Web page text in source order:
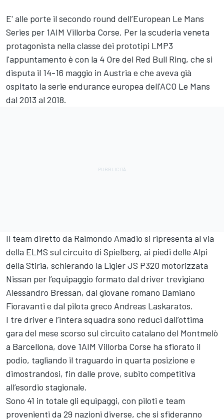
E' alle porte il secondo round dell’European Le Mans
Series per 1AIM Villorba Corse. Per la scuderia veneta
protagonista nella classe dei prototipi LMP3
l'appuntamento è con la 4 Ore del Red Bull Ring, che si
disputa il 14-16 maggio in Austria e che aveva già
ospitato la serie endurance europea dell'ACO Le Mans
dal 2013 al 2018.
Il team diretto da Raimondo Amadio si ripresenta al via
della ELMS sul circuito di Spielberg, ai piedi delle Alpi
della Stiria, schierando la Ligier JS P320 motorizzata
Nissan per l’equipaggio formato dal driver trevigiano
Alessandro Bressan, dal giovane romano Damiano
Fioravanti e dal pilota greco Andreas Laskaratos.
I tre driver e l’intera squadra sono reduci dall’ottima
gara del mese scorso sul circuito catalano del Montmelò
a Barcellona, dove 1AIM Villorba Corse ha sfiorato il
podio, tagliando il traguardo in quarta posizione e
dimostrandosi, fin dalle prove, subito competitiva
all’esordio stagionale.
Sono 41 in totale gli equipaggi, con piloti e team
provenienti da 29 nazioni diverse, che si sfideranno